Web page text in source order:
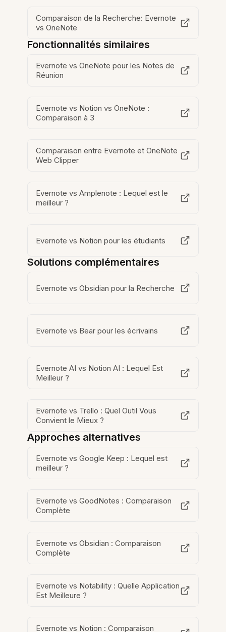
Comparaison de la Recherche: Evernote
vs OneNote
Fonctionnalités similaires
Evernote vs OneNote pour les Notes de
Réunion
Evernote vs Notion vs OneNote :
Comparaison à 3
Comparaison entre Evernote et OneNote
Web Clipper
Evernote vs Amplenote : Lequel est le
meilleur ?
Evernote vs Notion pour les étudiants
Solutions complémentaires
Evernote vs Obsidian pour la Recherche
Evernote vs Bear pour les écrivains
Evernote AI vs Notion AI : Lequel Est
Meilleur ?
Evernote vs Trello : Quel Outil Vous
Convient le Mieux ?
Approches alternatives
Evernote vs Google Keep : Lequel est
meilleur ?
Evernote vs GoodNotes : Comparaison
Complète
Evernote vs Obsidian : Comparaison
Complète
Evernote vs Notability : Quelle Application
Est Meilleure ?
Evernote vs Notion : Comparaison